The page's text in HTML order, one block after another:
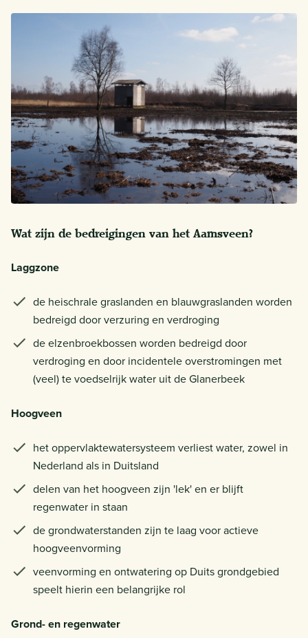
Wat zijn de bedreigingen van het Aamsveen?
Laggzone
de heischrale graslanden en blauwgraslanden worden
bedreigd door verzuring en verdroging
de elzenbroekbossen worden bedreigd door
verdroging en door incidentele overstromingen met
(veel) te voedselrijk water uit de Glanerbeek
Hoogveen
het oppervlaktewatersysteem verliest water, zowel in
Nederland als in Duitsland
delen van het hoogveen zijn 'lek' en er blijft
regenwater in staan
de grondwaterstanden zijn te laag voor actieve
hoogveenvorming
veenvorming en ontwatering op Duits grondgebied
speelt hierin een belangrijke rol
Grond- en regenwater